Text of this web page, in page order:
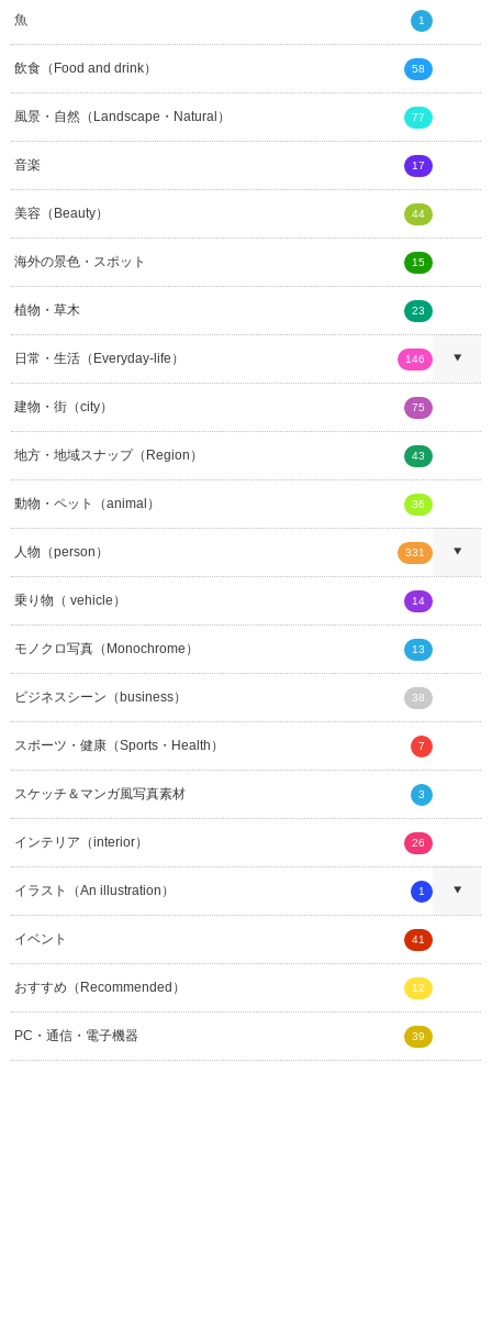
魚 1
飲食（Food and drink） 58
風景・自然（Landscape・Natural） 77
音楽 17
美容（Beauty） 44
海外の景色・スポット 15
植物・草木 23
日常・生活（Everyday-life） 146
建物・街（city） 75
地方・地域スナップ（Region） 43
動物・ペット（animal） 36
人物（person） 331
乗り物（ vehicle） 14
モノクロ写真（Monochrome） 13
ビジネスシーン（business） 38
スポーツ・健康（Sports・Health） 7
スケッチ＆マンガ風写真素材 3
インテリア（interior） 26
イラスト（An illustration） 1
イベント 41
おすすめ（Recommended） 12
PC・通信・電子機器 39